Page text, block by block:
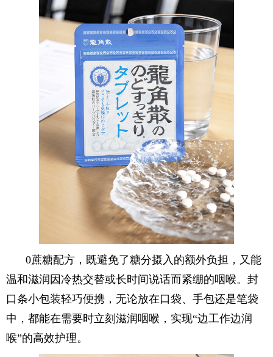
0蔗糖配方，既避免了糖分摄入的额外负担，又能
温和滋润因冷热交替或长时间说话而紧绷的咽喉。封
口条小包装轻巧便携，无论放在口袋、手包还是笔袋
中，都能在需要时立刻滋润咽喉，实现“边工作边润
喉”的高效护理。